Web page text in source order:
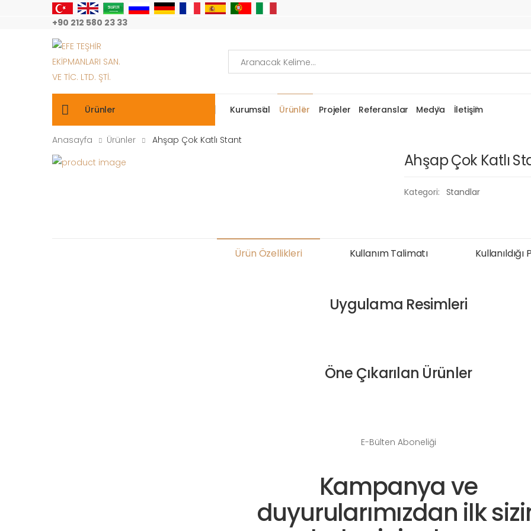
+90 212 580 23 33
Ürünler Kurumsal Ürünler Projeler Referanslar Medya İletişim
Anasayfa Ürünler Ahşap Çok Katlı Stant
Ahşap Çok Katlı
Kategori: Standlar
Ürün Özellikleri Kullanım Talimatı
Uygulama Resimleri
Öne Çıkarılan Ürünler
E-Bülten Aboneliği
Kampanya ve
duyurularımızdan ilk